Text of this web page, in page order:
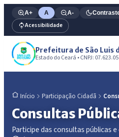
A+ A A-
Acessibilidade
Prefeitura de São Luis
Estado do Ceará • CNPJ:
Início Participação Cidadã
Consultas
Participe das consultas públicas